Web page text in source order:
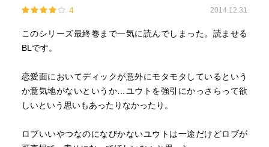
4 2014.12.31
このシリーズ最終巻まで一気に読んでしまった。読ませる
BLです。
恋愛面においてディックが意外にモタモタしているという
か意気地がないというか…ユウトを強引にかっさらって欲
しいという思いもあったりなかったり。
ロブいいやつなのになびかないユウトは一途だけどロブが